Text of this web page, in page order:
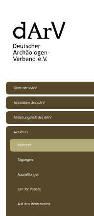
Über den dArV
Aktivitäten des dArV
Mitteilungsheft des dArV
Aktuelles
Kalender
Tagungen
Ausstellungen
Call for Papers
Aus den Institutionen